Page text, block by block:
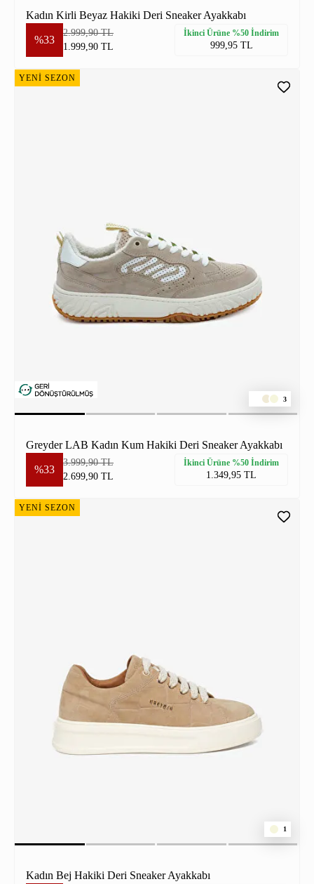
Kadın Kirli Beyaz Hakiki Deri Sneaker Ayakkabı
%33
2.999,90 TL
1.999,90 TL
İkinci Ürüne %50 İndirim
999,95 TL
YENİ SEZON
3
Greyder LAB Kadın Kum Hakiki Deri Sneaker Ayakkabı
%33
3.999,90 TL
2.699,90 TL
İkinci Ürüne %50 İndirim
1.349,95 TL
YENİ SEZON
1
Kadın Bej Hakiki Deri Sneaker Ayakkabı